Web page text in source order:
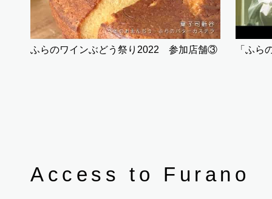
ふらのワインぶどう祭り2022 参加店舗③
Access to Furano